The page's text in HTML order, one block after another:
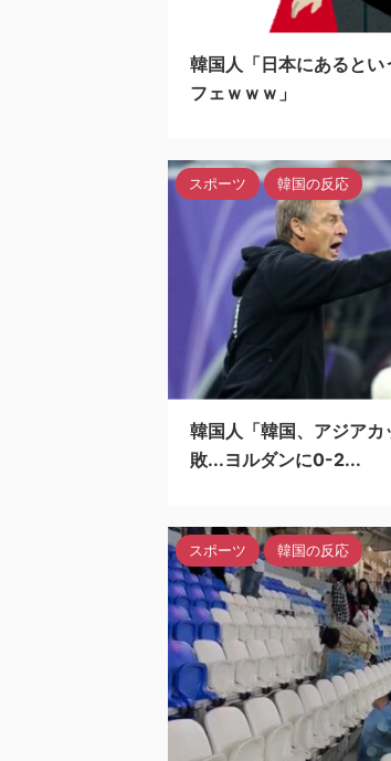
韓国人「日本にあるとい
フェｗｗｗ」
スポーツ 韓国の反応
韓国人「韓国、アジアカ
敗...ヨルダンに0-2...
スポーツ 韓国の反応